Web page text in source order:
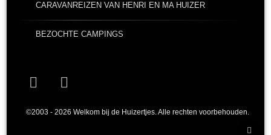
CARAVANREIZEN VAN HENRI EN MA HUIZER
BEZOCHTE CAMPINGS
FacebookYouTube
©2003 - 2026 Welkom bij de Huizertjes. Alle rechten voorbehouden.